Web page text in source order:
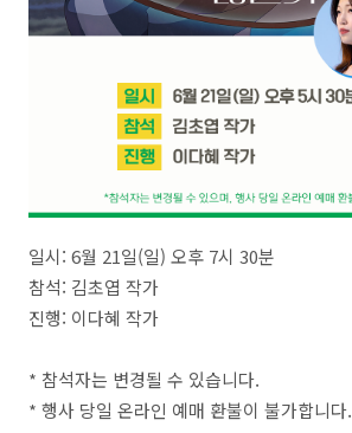
일시: 6월 21일(일) 오후 7시 30분
참석: 김초엽 작가
진행: 이다혜 작가
* 참석자는 변경될 수 있습니다.
* 행사 당일 온라인 예매 환불이 불가합니다.